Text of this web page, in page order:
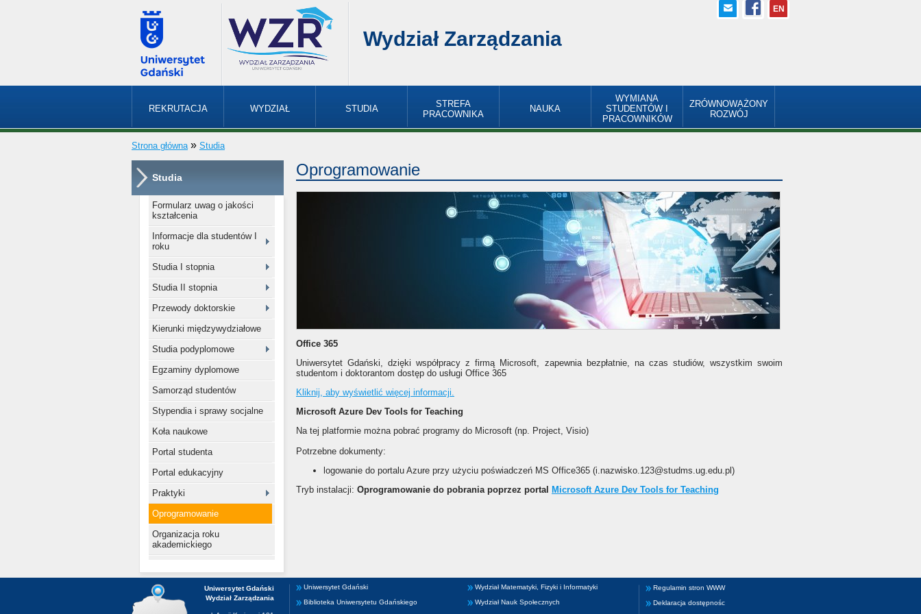
Wydział Zarządzania
EN
REKRUTACJA WYDZIAŁ STUDIA
STREFA
PRACOWNIKA
NAUKA
WYMIANA
STUDENTÓW I
PRACOWNIKÓW
ZRÓWNOWAŻONY
ROZWÓJ
Strona główna » Studia
Studia
Formularz uwag o jakości
kształcenia
Informacje dla studentów I
roku
Studia I stopnia
Studia II stopnia
Przewody doktorskie
Kierunki międzywydziałowe
Studia podyplomowe
Egzaminy dyplomowe
Samorząd studentów
Stypendia i sprawy socjalne
Koła naukowe
Portal studenta
Portal edukacyjny
Praktyki
Oprogramowanie
Organizacja roku
akademickiego
Oprogramowanie
Office 365
Uniwersytet Gdański, dzięki współpracy z firmą Microsoft, zapewnia bezpłatnie, na czas studiów, wszystkim swoim
studentom i doktorantom dostęp do usługi Office 365
Kliknij, aby wyświetlić więcej informacji.
Microsoft Azure Dev Tools for Teaching
Na tej platformie można pobrać programy do Microsoft (np. Project, Visio)
Potrzebne dokumenty:
logowanie do portalu Azure przy użyciu poświadczeń MS Office365 (i.nazwisko.123@studms.ug.edu.pl)
Tryb instalacji: Oprogramowanie do pobrania poprzez portal Microsoft Azure Dev Tools for Teaching
Uniwersytet Gdański
Wydział Zarządzania
Uniwersytet Gdański
Biblioteka Uniwersytetu Gdańskiego
Wydział Matematyki, Fizyki i Informatyki
Wydział Nauk Społecznych
Regulamin stron WWW
Deklaracja dostępnośc